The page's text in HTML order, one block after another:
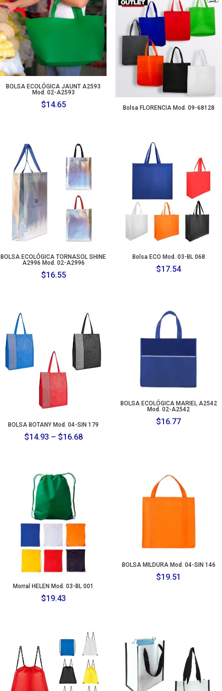
BOLSA ECOLÓGICA JAUNT A2593
Mod. 02-A2593
$14.65 Bolsa FLORENCIA Mod. 09-68128
BOLSA ECOLÓGICA TORNASOL SHINE
A2996 Mod. 02-A2996
$16.55
Bolsa ECO Mod. 03-BL 068
$17.54
BOLSA BOTANY Mod. 04-SIN 179
$14.93 – $16.68Price
BOLSA ECOLÓGICA MARIEL A2542
Mod. 02-A2542
$16.77
Morral HELEN Mod. 03-BL 001
$19.43
BOLSA MILDURA Mod. 04-SIN 146
$19.51